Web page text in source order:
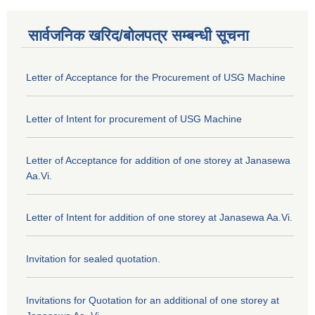
सार्वजनिक खरिद/बोलपत्र सम्बन्धी सूचना
Letter of Acceptance for the Procurement of USG Machine
Letter of Intent for procurement of USG Machine
Letter of Acceptance for addition of one storey at Janasewa
Aa.Vi.
Letter of Intent for addition of one storey at Janasewa Aa.Vi.
Invitation for sealed quotation.
Invitations for Quotation for an additional of one storey at